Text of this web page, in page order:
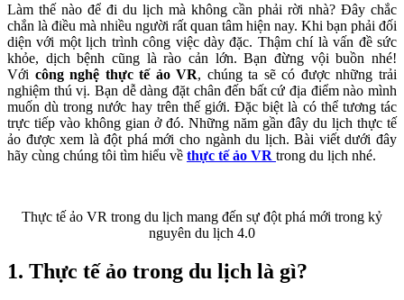
Làm thế nào để đi du lịch mà không cần phải rời nhà? Đây chắc
chắn là điều mà nhiều người rất quan tâm hiện nay. Khi bạn phải đối
diện với một lịch trình công việc dày đặc. Thậm chí là vấn đề sức
khỏe, dịch bệnh cũng là rào cản lớn. Bạn đừng vội buồn nhé!
Với công nghệ thực tế ảo VR, chúng ta sẽ có được những trải
nghiệm thú vị. Bạn dễ dàng đặt chân đến bất cứ địa điểm nào mình
muốn dù trong nước hay trên thế giới. Đặc biệt là có thể tương tác
trực tiếp vào không gian ở đó. Những năm gần đây du lịch thực tế
ảo được xem là đột phá mới cho ngành du lịch. Bài viết dưới đây
hãy cùng chúng tôi tìm hiểu về thực tế ảo VR trong du lịch nhé.
Thực tế ảo VR trong du lịch mang đến sự đột phá mới trong kỷ
nguyên du lịch 4.0
1. Thực tế ảo trong du lịch là gì?